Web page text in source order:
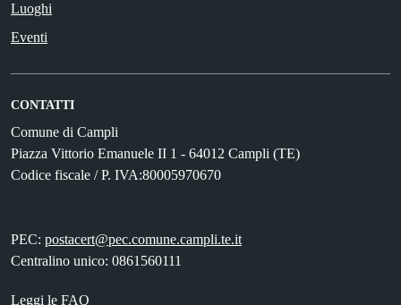
Luoghi
Eventi
CONTATTI
Comune di Campli
Piazza Vittorio Emanuele II 1 - 64012 Campli (TE)
Codice fiscale / P. IVA:80005970670
PEC: postacert@pec.comune.campli.te.it
Centralino unico: 0861560111
Leggi le FAQ